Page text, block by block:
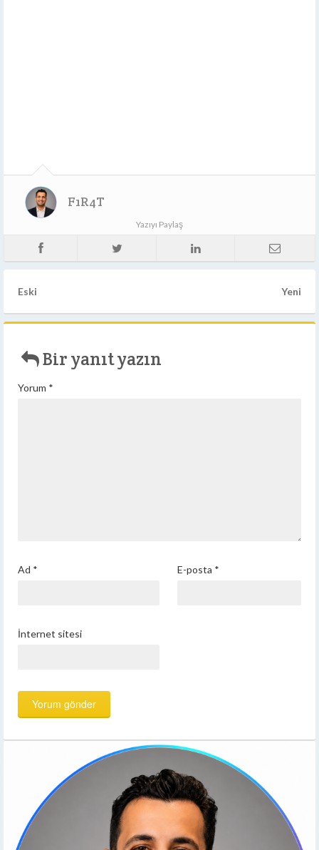
F1R4T
Yazıyı Paylaş
Eski Yeni
Bir yanıt yazın
Yorum *
Ad * E-posta *
İnternet sitesi